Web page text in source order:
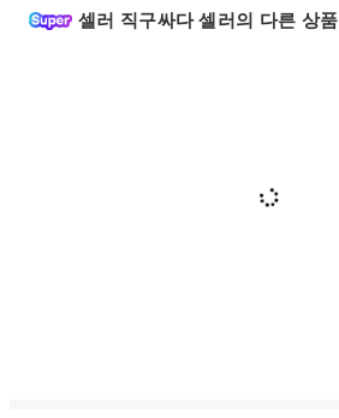
셀러 직구싸다 셀러의 다른 상품